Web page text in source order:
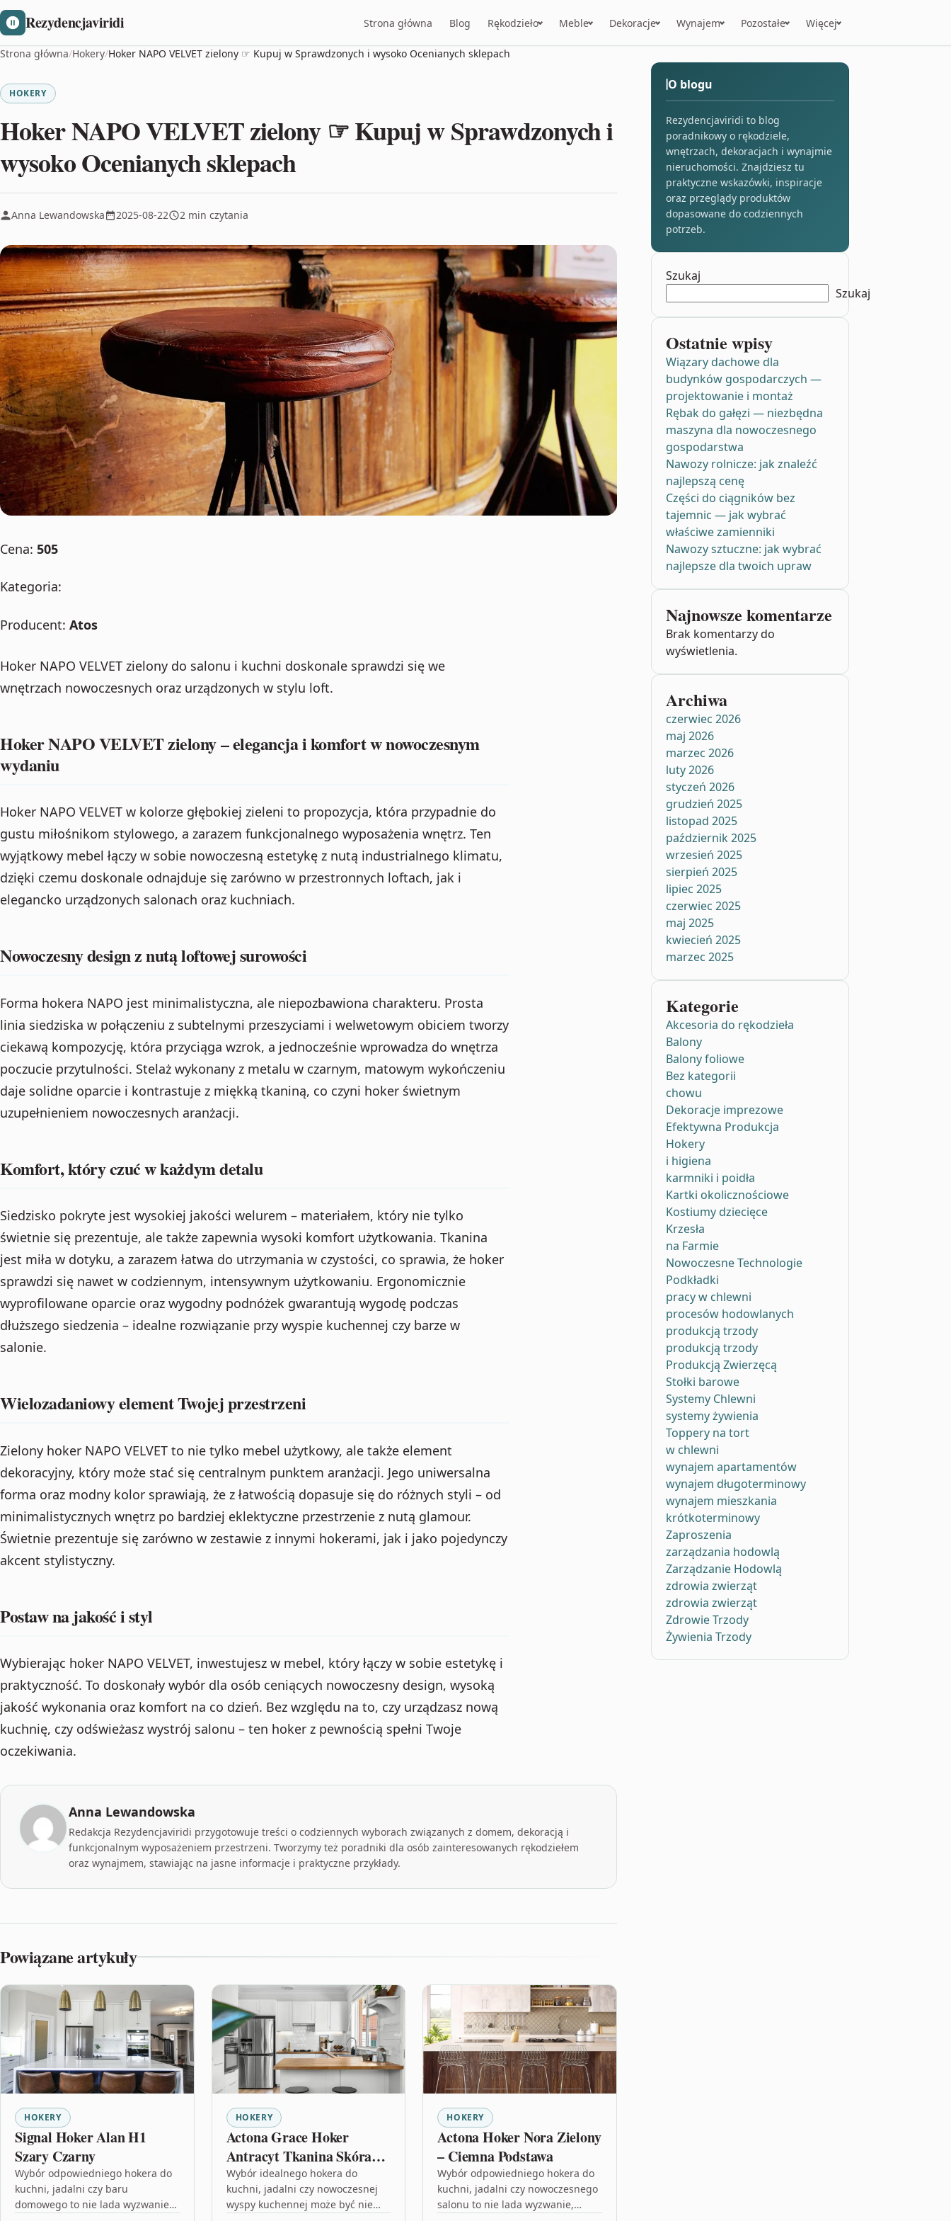
Rezydencjaviridi Strona główna Blog Rękodzieło Meble Dekoracje Wynajem Pozostałe Więcej
Strona główna/Hokery/Hoker NAPO VELVET zielony ☞ Kupuj w Sprawdzonych i wysoko Ocenianych sklepach
HOKERY
Hoker NAPO VELVET zielony ☞ Kupuj w Sprawdzonych i
wysoko Ocenianych sklepach
Anna Lewandowska 2025-08-22 2 min czytania
Cena: 505
Kategoria:
Producent: Atos
Hoker NAPO VELVET zielony do salonu i kuchni doskonale sprawdzi się we
wnętrzach nowoczesnych oraz urządzonych w stylu loft.
Hoker NAPO VELVET zielony – elegancja i komfort w nowoczesnym
wydaniu
Hoker NAPO VELVET w kolorze głębokiej zieleni to propozycja, która przypadnie do
gustu miłośnikom stylowego, a zarazem funkcjonalnego wyposażenia wnętrz. Ten
wyjątkowy mebel łączy w sobie nowoczesną estetykę z nutą industrialnego klimatu,
dzięki czemu doskonale odnajduje się zarówno w przestronnych loftach, jak i
elegancko urządzonych salonach oraz kuchniach.
Nowoczesny design z nutą loftowej surowości
Forma hokera NAPO jest minimalistyczna, ale niepozbawiona charakteru. Prosta
linia siedziska w połączeniu z subtelnymi przeszyciami i welwetowym obiciem tworzy
ciekawą kompozycję, która przyciąga wzrok, a jednocześnie wprowadza do wnętrza
poczucie przytulności. Stelaż wykonany z metalu w czarnym, matowym wykończeniu
daje solidne oparcie i kontrastuje z miękką tkaniną, co czyni hoker świetnym
uzupełnieniem nowoczesnych aranżacji.
Komfort, który czuć w każdym detalu
Siedzisko pokryte jest wysokiej jakości welurem – materiałem, który nie tylko
świetnie się prezentuje, ale także zapewnia wysoki komfort użytkowania. Tkanina
jest miła w dotyku, a zarazem łatwa do utrzymania w czystości, co sprawia, że hoker
sprawdzi się nawet w codziennym, intensywnym użytkowaniu. Ergonomicznie
wyprofilowane oparcie oraz wygodny podnóżek gwarantują wygodę podczas
dłuższego siedzenia – idealne rozwiązanie przy wyspie kuchennej czy barze w
salonie.
Wielozadaniowy element Twojej przestrzeni
Zielony hoker NAPO VELVET to nie tylko mebel użytkowy, ale także element
dekoracyjny, który może stać się centralnym punktem aranżacji. Jego uniwersalna
forma oraz modny kolor sprawiają, że z łatwością dopasuje się do różnych styli – od
minimalistycznych wnętrz po bardziej eklektyczne przestrzenie z nutą glamour.
Świetnie prezentuje się zarówno w zestawie z innymi hokerami, jak i jako pojedynczy
akcent stylistyczny.
Postaw na jakość i styl
Wybierając hoker NAPO VELVET, inwestujesz w mebel, który łączy w sobie estetykę i
praktyczność. To doskonały wybór dla osób ceniących nowoczesny design, wysoką
jakość wykonania oraz komfort na co dzień. Bez względu na to, czy urządzasz nową
kuchnię, czy odświeżasz wystrój salonu – ten hoker z pewnością spełni Twoje
oczekiwania.
Anna Lewandowska
Redakcja Rezydencjaviridi przygotowuje treści o codziennych wyborach związanych z domem, dekoracją i
funkcjonalnym wyposażeniem przestrzeni. Tworzymy też poradniki dla osób zainteresowanych rękodziełem
oraz wynajmem, stawiając na jasne informacje i praktyczne przykłady.
Powiązane artykuły
HOKERY
Signal Hoker Alan H1
Szary Czarny
Wybór odpowiedniego hokera do
kuchni, jadalni czy baru
domowego to nie lada wyzwanie.
HOKERY
Actona Grace Hoker
Antracyt Tkanina Skóra
Ekologiczna 0000058640
Wybór idealnego hokera do
kuchni, jadalni czy nowoczesnej
wyspy kuchennej może być nie
HOKERY
Actona Hoker Nora Zielony
– Ciemna Podstawa
Wybór odpowiedniego hokera do
kuchni, jadalni czy nowoczesnego
salonu to nie lada wyzwanie,
O blogu
Rezydencjaviridi to blog
poradnikowy o rękodziele,
wnętrzach, dekoracjach i wynajmie
nieruchomości. Znajdziesz tu
praktyczne wskazówki, inspiracje
oraz przeglądy produktów
dopasowane do codziennych
potrzeb.
Szukaj
Szukaj
Ostatnie wpisy
Wiązary dachowe dla
budynków gospodarczych —
projektowanie i montaż
Rębak do gałęzi — niezbędna
maszyna dla nowoczesnego
gospodarstwa
Nawozy rolnicze: jak znaleźć
najlepszą cenę
Części do ciągników bez
tajemnic — jak wybrać
właściwe zamienniki
Nawozy sztuczne: jak wybrać
najlepsze dla twoich upraw
Najnowsze komentarze
Brak komentarzy do
wyświetlenia.
Archiwa
czerwiec 2026
maj 2026
marzec 2026
luty 2026
styczeń 2026
grudzień 2025
listopad 2025
październik 2025
wrzesień 2025
sierpień 2025
lipiec 2025
czerwiec 2025
maj 2025
kwiecień 2025
marzec 2025
Kategorie
Akcesoria do rękodzieła
Balony
Balony foliowe
Bez kategorii
chowu
Dekoracje imprezowe
Efektywna Produkcja
Hokery
i higiena
karmniki i poidła
Kartki okolicznościowe
Kostiumy dziecięce
Krzesła
na Farmie
Nowoczesne Technologie
Podkładki
pracy w chlewni
procesów hodowlanych
produkcją trzody
produkcją trzody
Produkcją Zwierzęcą
Stołki barowe
Systemy Chlewni
systemy żywienia
Toppery na tort
w chlewni
wynajem apartamentów
wynajem długoterminowy
wynajem mieszkania
krótkoterminowy
Zaproszenia
zarządzania hodowlą
Zarządzanie Hodowlą
zdrowia zwierząt
zdrowia zwierząt
Zdrowie Trzody
Żywienia Trzody